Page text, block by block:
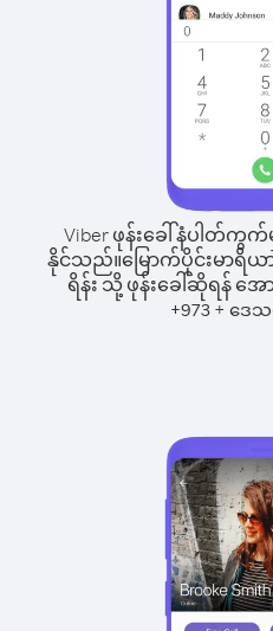
Viber ဖုန်းခေါ်နံပါတ်ကွ
နိုင်သည်။မြောက်ပိုင်းမာရိယ
ရိန်း သို့ ဖုန်းခေါ်ဆိုရန် အေ
+973+ ဒေသ